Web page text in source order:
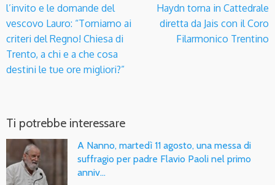
l’invito e le domande del
vescovo Lauro: “Torniamo ai
criteri del Regno! Chiesa di
Trento, a chi e a che cosa
destini le tue ore migliori?”
Haydn torna in Cattedrale
diretta da Jais con il Coro
Filarmonico Trentino
Ti potrebbe interessare
A Nanno, martedì 11 agosto, una messa di
suffragio per padre Flavio Paoli nel primo
anniv…